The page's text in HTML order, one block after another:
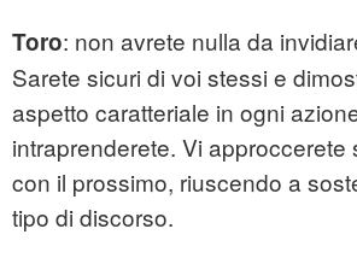
Toro: non avrete nulla da
Sarete sicuri di voi stessi e
aspetto caratteriale in ogni
intraprenderete. Vi approccerete
con il prossimo, riuscendo a
tipo di discorso.